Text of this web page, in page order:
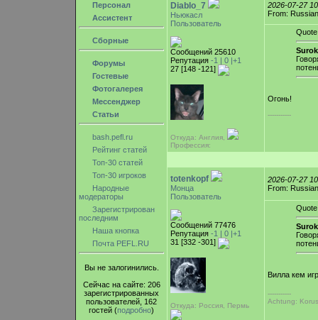
Персонал
Ассистент
Сборные
Форумы
Гостевые
Фотогалерея
Мессенджер
Статьи
bash.pefl.ru
Рейтинг статей
Топ-30 статей
Топ-30 игроков
Народные
модераторы
Зарегистрирован
последним
Наша кнопка
Почта PEFL.RU
Вы не залогинились.
Сейчас на сайте: 206
зарегистрированных
пользователей, 162
гостей (подробно)
Diablo_7
Ньюкасл
Пользователь
Сообщений 25610
Репутация -1 | 0 |+1
27 [148 -121]
Откуда: Англия,
Профессия:
2026-07-27
From:
Quote
Огонь!
-----------
totenkopf
Монца
Пользователь
Сообщений 77476
Репутация -1 | 0 |+1
31 [332 -301]
Откуда: Россия, Пермь
2026-07-27
From:
Quote
Вилла кем
-----------
Achtung: